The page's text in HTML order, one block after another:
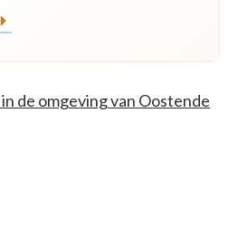
de omgeving van Oostende